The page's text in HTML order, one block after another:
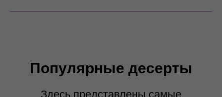
Популярные десерты
Здесь представлены самые